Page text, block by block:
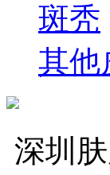
斑秃
其他
深圳